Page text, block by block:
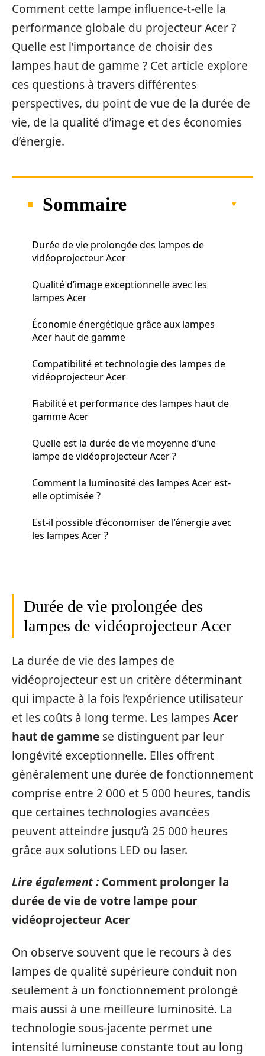
Comment cette lampe influence-t-elle la
performance globale du projecteur Acer ?
Quelle est l’importance de choisir des
lampes haut de gamme ? Cet article explore
ces questions à travers différentes
perspectives, du point de vue de la durée de
vie, de la qualité d’image et des économies
d’énergie.
Sommaire
Durée de vie prolongée des lampes de
vidéoprojecteur Acer
Qualité d’image exceptionnelle avec les
lampes Acer
Économie énergétique grâce aux lampes
Acer haut de gamme
Compatibilité et technologie des lampes de
vidéoprojecteur Acer
Fiabilité et performance des lampes haut de
gamme Acer
Quelle est la durée de vie moyenne d’une
lampe de vidéoprojecteur Acer ?
Comment la luminosité des lampes Acer est-
elle optimisée ?
Est-il possible d’économiser de l’énergie avec
les lampes Acer ?
Durée de vie prolongée des
lampes de vidéoprojecteur Acer
La durée de vie des lampes de
vidéoprojecteur est un critère déterminant
qui impacte à la fois l’expérience utilisateur
et les coûts à long terme. Les lampesAcer
haut de gamme se distinguent par leur
longévité exceptionnelle. Elles offrent
généralement une durée de fonctionnement
comprise entre 2 000 et 5 000 heures, tandis
que certaines technologies avancées
peuvent atteindre jusqu’à 25 000 heures
grâce aux solutions LED ou laser.
Lire également : Comment prolonger la
durée de vie de votre lampe pour
vidéoprojecteur Acer
On observe souvent que le recours à des
lampes de qualité supérieure conduit non
seulement à un fonctionnement prolongé
mais aussi à une meilleure luminosité. La
technologie sous-jacente permet une
intensité lumineuse constante tout au long